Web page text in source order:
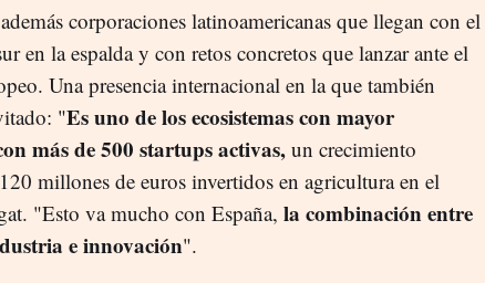
corporaciones latinoamericanas que llegan con el
en la espalda y con retos concretos que lanzar ante el
Una presencia internacional en la que también
"Es uno de los ecosistemas con mayor
más de 500 startups activas, un crecimiento
millones de euros invertidos en agricultura en el
"Esto va mucho con España, la combinación entre
e innovación".